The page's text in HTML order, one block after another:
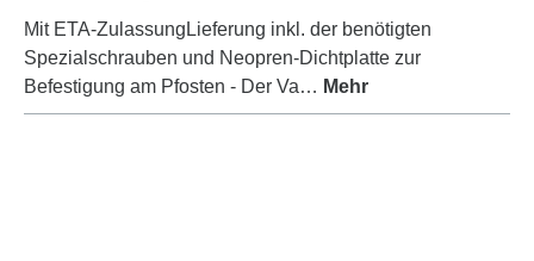
Mit ETA-ZulassungLieferung inkl. der benötigten
Spezialschrauben und Neopren-Dichtplatte zur
Befestigung am Pfosten - Der Va… Mehr